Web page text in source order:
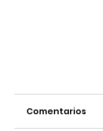
Comentarios